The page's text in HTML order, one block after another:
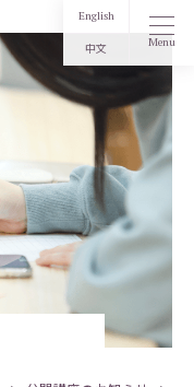
English
中文 Menu